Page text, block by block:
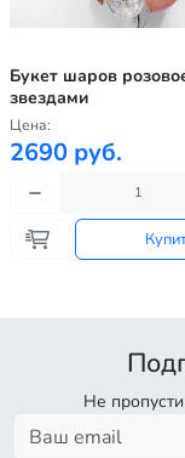
Букет шаров
звездами
Цена:
2690 руб.
Не